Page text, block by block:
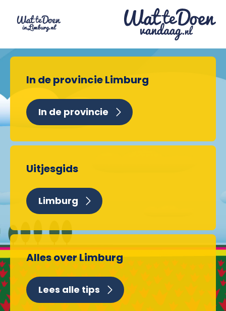
In de provincie Limburg
In de provincie
Uitjesgids
Limburg
Alles over Limburg
Lees alle tips